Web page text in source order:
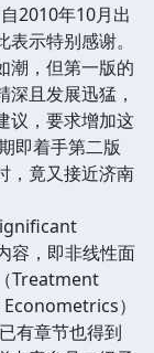
2010年10月出
示特别感谢。
潮，但第一版的
且发展迅猛，
议，要求增加这
即着手第二版
，竟又接近济南
容，即非线性面
Treatment
）
有章节也得到